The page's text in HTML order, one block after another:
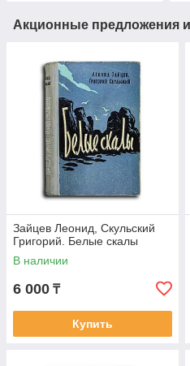
Акционные предложения
Зайцев Леонид, Скульский
Григорий. Белые скалы
В наличии
6 000 ₸
Купить